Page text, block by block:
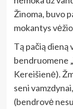
Žinoma, buvo
mokantys
Tą pačią dieną
bendruomene
Kereišienė).
seni
(bendrovė